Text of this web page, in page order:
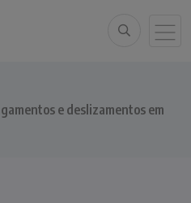
e deslizamentos em